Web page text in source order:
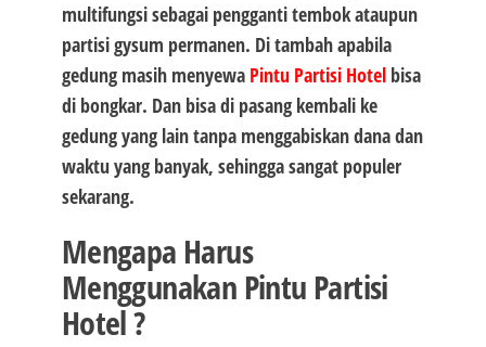
multifungsi sebagai pengganti tembok ataupun
partisi gysum permanen. Di tambah apabila
gedung masih menyewa Pintu Partisi Hotelbisa
di bongkar. Dan bisa di pasang kembali ke
gedung yang lain tanpa menggabiskan dana dan
waktu yang banyak, sehingga sangat populer
sekarang.
Mengapa Harus
Menggunakan Pintu Partisi
Hotel ?